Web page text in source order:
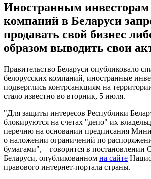
Иностранным
компаний в Беларуси
продавать свой бизнес
образом выводить свои
Правительство Беларуси опубликовало
белорусских компаний, иностранные
подверглись контрсанкциям на
стало известно во вторник, 5 июля.
"Для защиты интересов Республики
блокируются на счетах "депо" их
перечню на основании предписания
о наложении ограничений по
бумагами", – говорится в постановлении
Беларуси, опубликованном на сайте
правового интернет-портала страны.